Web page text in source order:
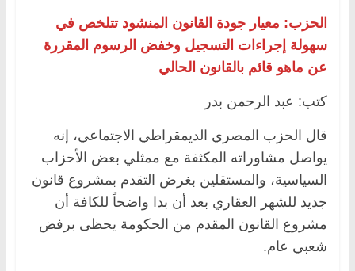
الحزب: معيار جودة القانون المنشود تتلخص في
سهولة إجراءات التسجيل وخفض الرسوم المقررة
عن ماهو قائم بالقانون الحالي
كتب: عبد الرحمن بدر
قال الحزب المصري الديمقراطي الاجتماعي، إنه
يواصل مشاوراته المكثفة مع ممثلي بعض الأحزاب
السياسية، والمستقلين بغرض التقدم بمشروع قانون
جديد للشهر العقاري بعد أن بدا واضحاً للكافة أن
مشروع القانون المقدم من الحكومة يحظى برفض
شعبي عام.